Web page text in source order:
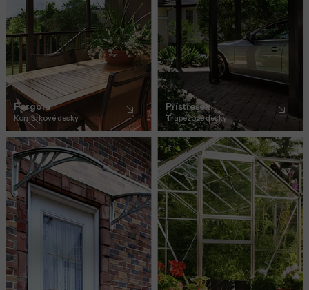
Pergola
Komůrkové desky
Přístřešek
Trapézové desky